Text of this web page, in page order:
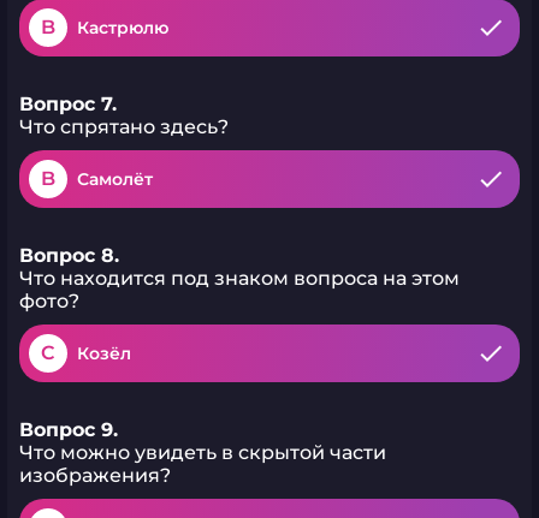
B Кастрюлю
Вопрос 7.
Что спрятано здесь?
B Самолёт
Вопрос 8.
Что находится под знаком вопроса на этом
фото?
C Козёл
Вопрос 9.
Что можно увидеть в скрытой части
изображения?